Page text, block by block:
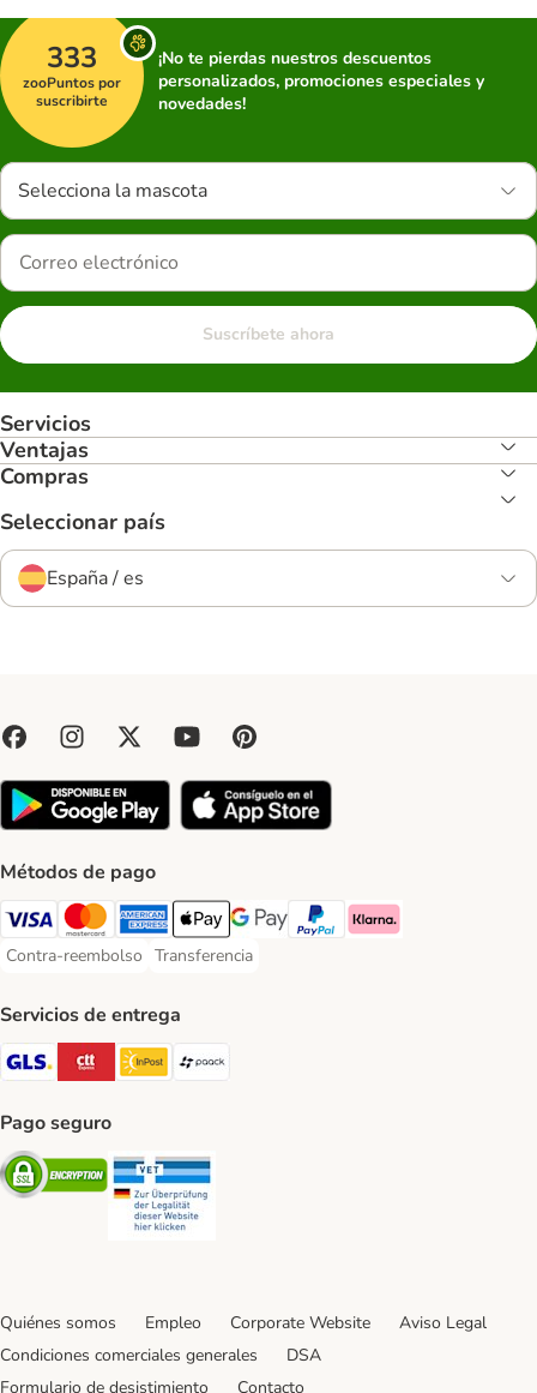
333
zooPuntos por
suscribirte
¡No te pierdas nuestros descuentos
personalizados, promociones especiales y
novedades!
Selecciona la mascota
Suscríbete ahora
Servicios
Ventajas
Compras
Seleccionar país
España / es
Métodos de pago
Visa Payment Method
Mastercard Payment Method
American Express Payment Method
Apple Pay Payment Method
Google Pay Payment Method
PayPal Payment Method
Klarna Payment Method
Contra-reembolso
Contra-reembolso Payment Method
Transferencia
Transferencia Payment Method
Servicios de entrega
GLS Shipping Method
CTTExpress Shipping Method
InPost Shipping Method
paack Shipping Method
Pago seguro
Security
Quiénes somos Empleo Corporate Website
Aviso Legal
Condiciones comerciales generales
DSA
Formulario de desistimiento
Contacto